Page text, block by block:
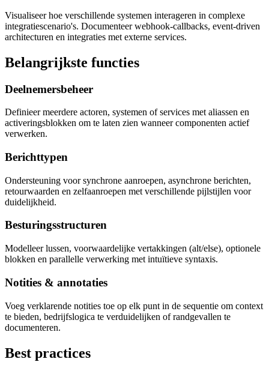
Visualiseer hoe verschillende systemen interageren in complexe
integratiescenario's. Documenteer webhook-callbacks, event-driven
architecturen en integraties met externe services.
Belangrijkste functies
Deelnemersbeheer
Definieer meerdere actoren, systemen of services met aliassen en
activeringsblokken om te laten zien wanneer componenten actief
verwerken.
Berichttypen
Ondersteuning voor synchrone aanroepen, asynchrone berichten,
retourwaarden en zelfaanroepen met verschillende pijlstijlen voor
duidelijkheid.
Besturingsstructuren
Modelleer lussen, voorwaardelijke vertakkingen (alt/else), optionele
blokken en parallelle verwerking met intuïtieve syntaxis.
Notities & annotaties
Voeg verklarende notities toe op elk punt in de sequentie om context
te bieden, bedrijfslogica te verduidelijken of randgevallen te
documenteren.
Best practices